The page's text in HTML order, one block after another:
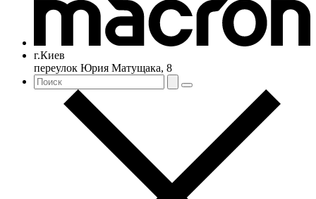
г.Киев
переулок Юрия Матущака, 8